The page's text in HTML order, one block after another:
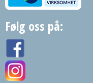
Følg oss på: